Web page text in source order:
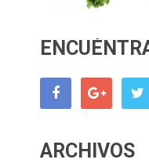
ARCHIVOS